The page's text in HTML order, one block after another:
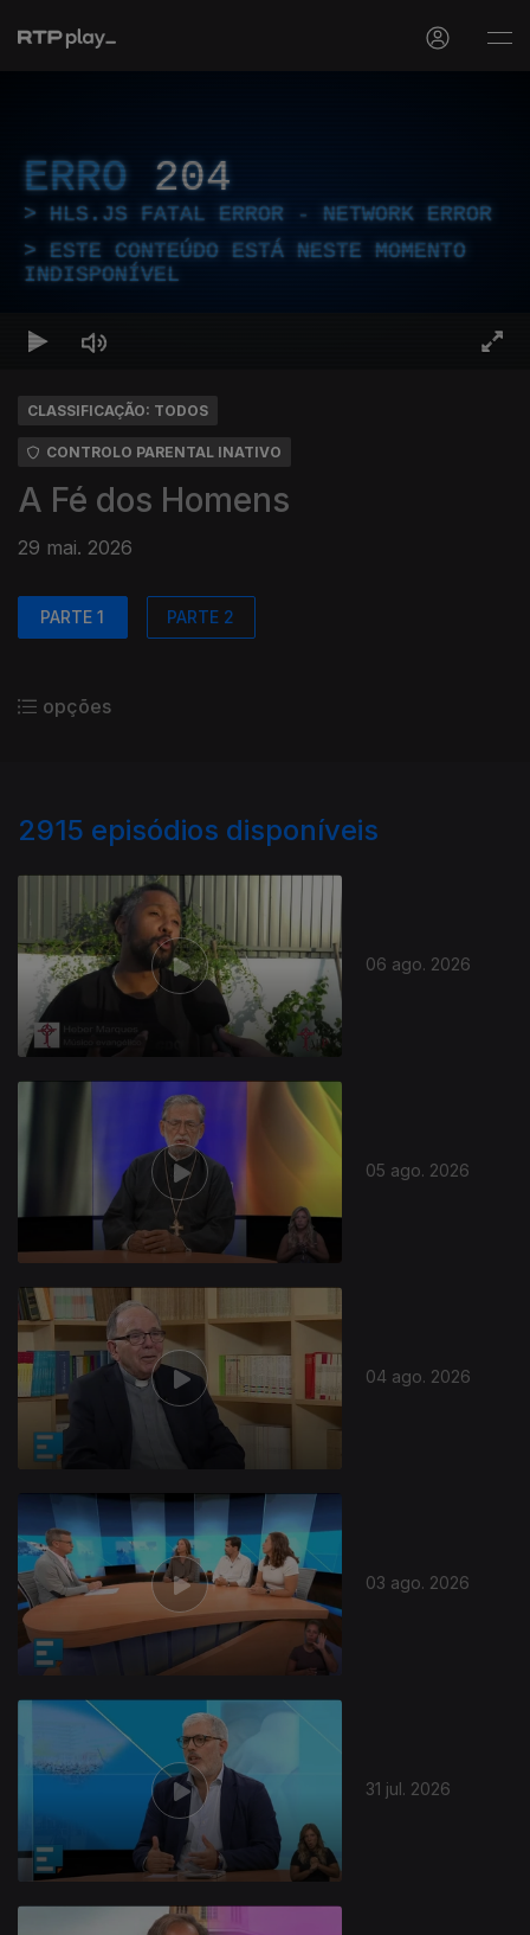
ERRO 204
HLS.JS FATAL ERROR - NETWORK ERROR
ESTE CONTEÚDO ESTÁ NESTE MOMENTO
INDISPONÍVEL
CLASSIFICAÇÃO: TODOS
CONTROLO PARENTAL INATIVO
A Fé dos Homens
29 mai. 2026
PARTE 1 PARTE 2
opções
2915 episódios disponíveis
06 ago. 2026
05 ago. 2026
04 ago. 2026
03 ago. 2026
31 jul. 2026